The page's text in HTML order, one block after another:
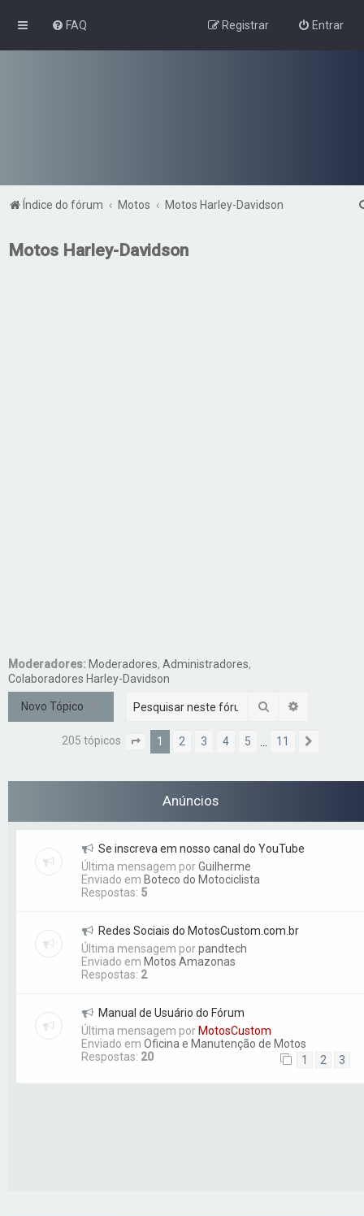
FAQ Entrar
Registrar
Índice do fórum Motos Motos Harley-Davidson
Motos Harley-Davidson
Moderadores: Moderadores, Administradores,
Colaboradores Harley-Davidson
Novo Tópico Pesquisar
205 tópicos Página1 de11
1 2 3 4 5 11
Anúncios
Se inscreva em nosso canal do YouTube
Última mensagem porGuilherme
Enviado em Boteco do Motociclista
Respostas: 5
Redes Sociais do MotosCustom.com.br
Última mensagem porpandtech
Enviado em Motos Amazonas
Respostas: 2
Manual de Usuário do Fórum
Última mensagem por MotosCustom
Enviado em Oficina e Manutenção de Motos
Respostas: 20 1 2 3